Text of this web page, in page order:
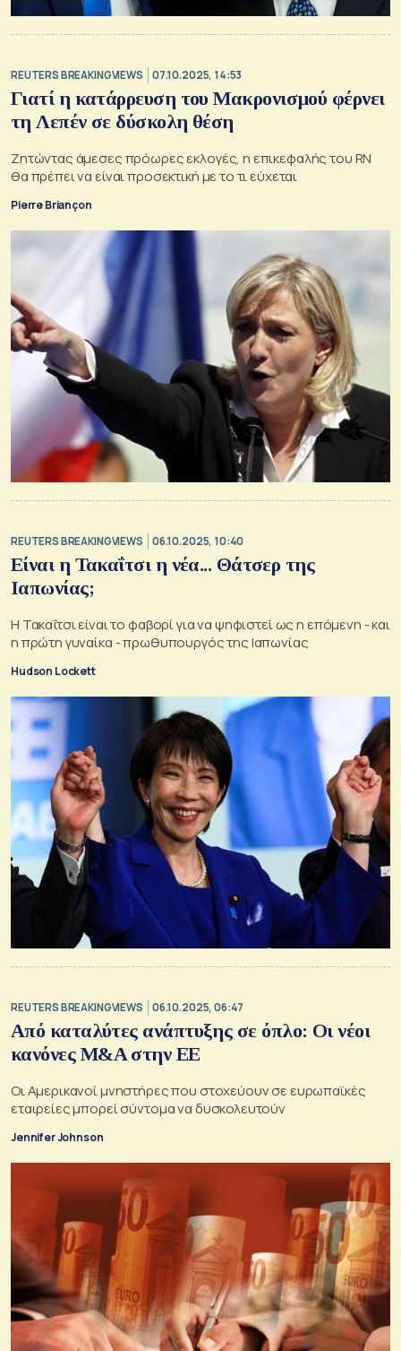
REUTERS BREAKINGVIEWS 07.10.2025, 14:53
Γιατί η κατάρρευση του Μακρονισμού φέρνει
τη Λεπέν σε δύσκολη θέση
Ζητώντας άμεσες πρόωρες εκλογές, η επικεφαλής του RN
θα πρέπει να είναι προσεκτική με το τι εύχεται
Pierre Briançon
REUTERS BREAKINGVIEWS 06.10.2025, 10:40
Είναι η Τακαΐτσι η νέα... Θάτσερ της
Ιαπωνίας;
Η Τακαΐτσι είναι το φαβορί για να ψηφιστεί ως η επόμενη - και
η πρώτη γυναίκα - πρωθυπουργός της Ιαπωνίας
Hudson Lockett
REUTERS BREAKINGVIEWS 06.10.2025, 06:47
Από καταλύτες ανάπτυξης σε όπλο: Οι νέοι
κανόνες M&A στην ΕΕ
Oι Aμερικανοί μνηστήρες που στοχεύουν σε ευρωπαϊκές
εταιρείες μπορεί σύντομα να δυσκολευτούν
Jennifer Johnson